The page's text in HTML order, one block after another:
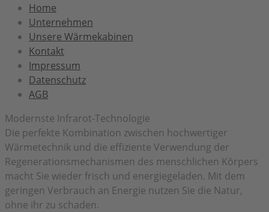
Home
Unternehmen
Unsere Wärmekabinen
Kontakt
Impressum
Datenschutz
AGB
Modernste Infrarot-Technologie
Die perfekte Kombination zwischen hochwertiger
Wärmetechnik und die effiziente Verwendung der
Regenerationsmechanismen des menschlichen Körpers
macht Sie wieder frisch und energiegeladen. Mit dem
geringen Verbrauch an Energie nutzen Sie die Natur,
ohne ihr zu schaden.